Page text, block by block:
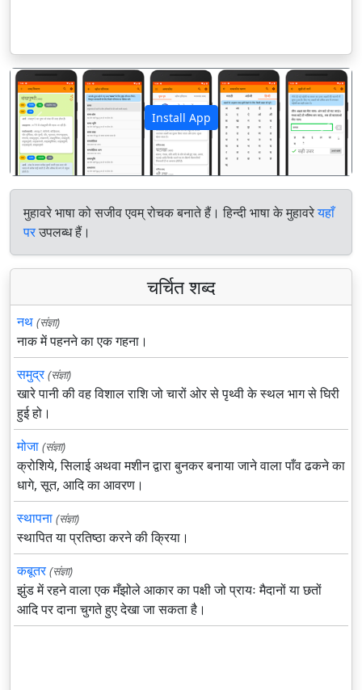
Install App
पिछला अगला
मुहावरे भाषा को सजीव एवम् रोचक बनाते हैं। हिन्दी भाषा के मुहावरेयहाँ
परउपलब्ध हैं।
चर्चित शब्द
नथ (संज्ञा)
नाक में पहनने का एक गहना।
समुद्र (संज्ञा)
खारे पानी की वह विशाल राशि जो चारों ओर से पृथ्वी के स्थल भाग से घिरी
हुई हो।
मोजा (संज्ञा)
क्रोशिये, सिलाई अथवा मशीन द्वारा बुनकर बनाया जाने वाला पाँव ढकने का
धागे, सूत, आदि का आवरण।
स्थापना (संज्ञा)
स्थापित या प्रतिष्ठा करने की क्रिया।
कबूतर (संज्ञा)
झुंड में रहने वाला एक मँझोले आकार का पक्षी जो प्रायः मैदानों या छतों
आदि पर दाना चुगते हुए देखा जा सकता है।